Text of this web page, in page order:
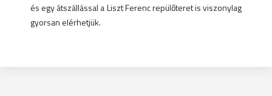
és egy átszállással a Liszt Ferenc repülőteret is viszonylag
gyorsan elérhetjük.